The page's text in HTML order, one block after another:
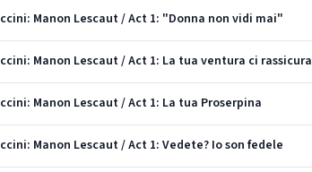
Manon Lescaut / Act 1: "Donna non vidi mai"
Manon Lescaut / Act 1: La tua ventura ci rassicura
Manon Lescaut / Act 1: La tua Proserpina
Manon Lescaut / Act 1: Vedete? Io son fedele